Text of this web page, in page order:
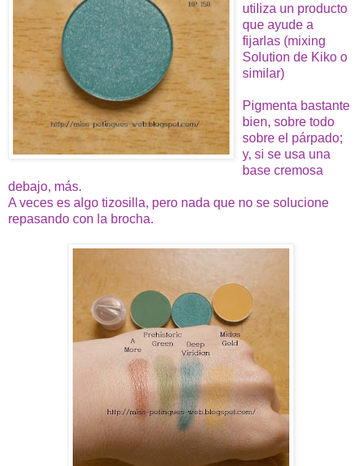
utiliza un producto
que ayude a
fijarlas (mixing
Solution de Kiko o
similar)
Pigmenta bastante
bien, sobre todo
sobre el párpado;
y, si se usa una
base cremosa
debajo, más.
A veces es algo tizosilla, pero nada que no se solucione
repasando con la brocha.